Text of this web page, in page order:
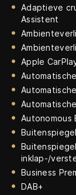
Adaptieve
Assistent
Apple
Autonomous
inklap-/
Business
DAB+